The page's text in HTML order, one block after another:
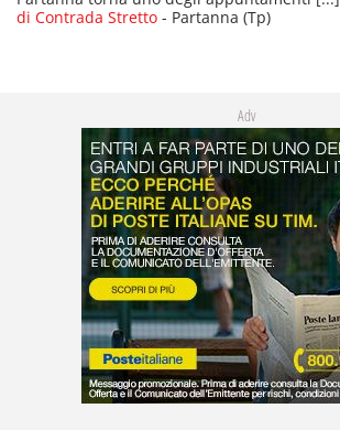
di Contrada Stretto - Partanna (Tp)
Adv